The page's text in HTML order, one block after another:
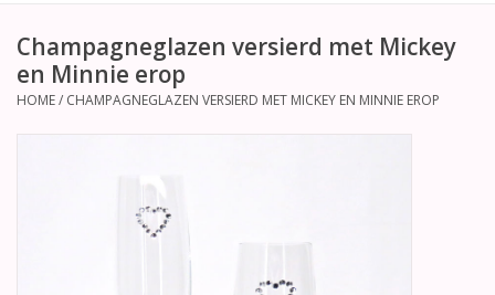
Huwelijksreceptie
Betty Boop Huwelijk
Champagneglazen versierd met Mickey
en Minnie erop
HOME/ CHAMPAGNEGLAZEN VERSIERD MET MICKEY EN MINNIE EROP